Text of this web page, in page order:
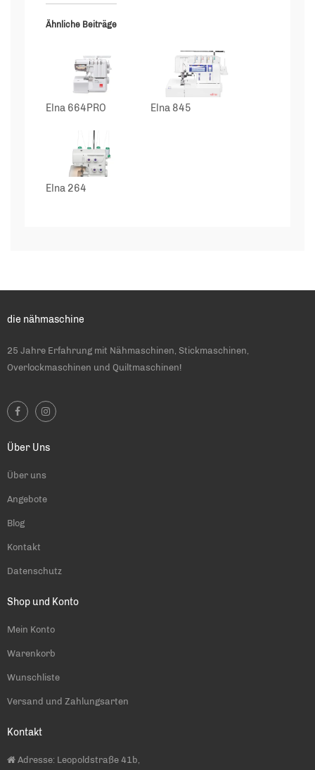
Ähnliche Beiträge
Elna 664PRO Elna 845
Elna 264
die nähmaschine
25 Jahre Erfahrung mit Nähmaschinen, Stickmaschinen,
Overlockmaschinen und Quiltmaschinen!
Über Uns
Über uns
Angebote
Blog
Kontakt
Datenschutz
Shop und Konto
Mein Konto
Warenkorb
Wunschliste
Versand und Zahlungsarten
Kontakt
Adresse: Leopoldstraße 41b,